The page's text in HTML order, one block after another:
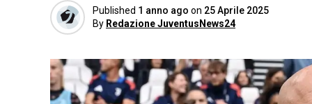
Published 1 anno ago on 25 Aprile 2025
By Redazione JuventusNews24